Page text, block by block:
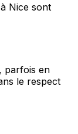
Nice sont
parfois en
le respect